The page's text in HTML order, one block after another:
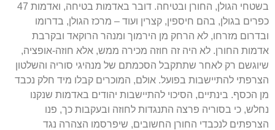
בשטחי הגולן, החורן ובטיחה. דובר באדמות בטיחה, ואדמות 47
כפרים בגולן, בהם חיספין, קצרין ועוד – מרכז הגולן, בדרומו
ובדרום מזרחו, לא הרחק מן הירמוך ומנהר הרוקאד ובקרבת
אדמות החורן. לא היה זה חוזה מכירה ממש, אלא חוזה-אופציה,
שיוגשם רק לאחר שתתקבל הסכמתם של מנהיגי סוריה והשלטון
הצרפתי להתיישבות בפועל. אולם, המוכרים קבלו מיד חלק נכבד
מן הכסף. בינתיים, הסיכוי להתיישבות יהודים באדמות שנקנו
נחלש, כי בסוריה פרצה התנגדות לחוזה ובעקבות כך, פנו
הצרפתים לנכבדי החורן החשובים, שיפרסמו הצהרה נגד